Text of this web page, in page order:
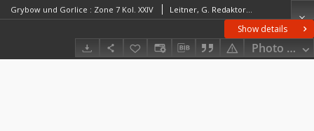
Show details
Photo
Grybow und Gorlice : Zone 7 Kol. XXIV Leitner, G. RedaktorScharre. RedaktorPlatenik. Redaktor